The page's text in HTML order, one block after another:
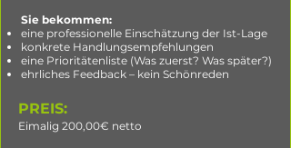
Sie bekommen:
eine professionelle Einschätzung der Ist-Lage
konkrete Handlungsempfehlungen
eine Prioritätenliste (Was zuerst? Was später?)
ehrliches Feedback – kein Schönreden
PREIS:
Eimalig 200,00€ netto